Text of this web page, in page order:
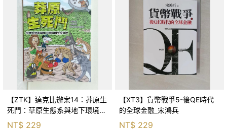
【ZTK】達克比辦案14：莽原生
死鬥：草原生態系與地下環境的
生存適應_柯智元
NT$ 229
【XT3】貨幣戰爭5-後QE時代
的全球金融_宋鴻兵
NT$ 229